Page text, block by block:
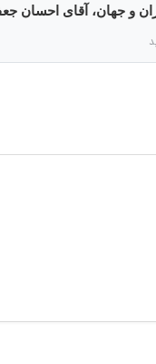
و جهان، آقای احسان